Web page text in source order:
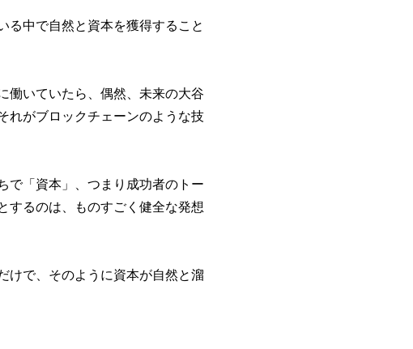
る中で自然と資本を獲得すること
働いていたら、偶然、未来の大谷
れがブロックチェーンのような技
で「資本」、つまり成功者のトー
するのは、ものすごく健全な発想
けで、そのように資本が自然と溜